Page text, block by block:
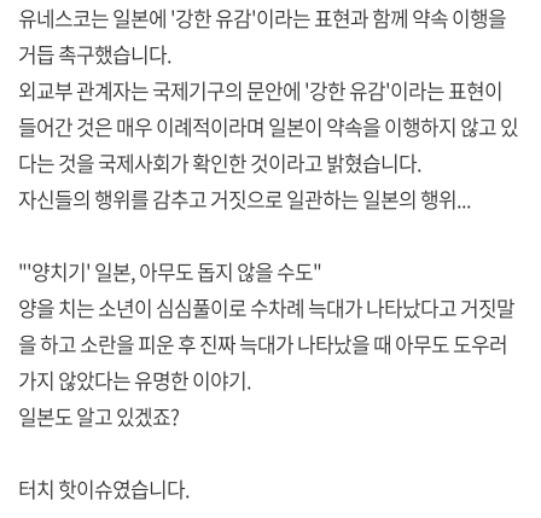
유네스코는 일본에 '강한 유감'이라는 표현과 함께 약속 이행을
거듭 촉구했습니다.
외교부 관계자는 국제기구의 문안에 '강한 유감'이라는 표현이
들어간 것은 매우 이례적이라며 일본이 약속을 이행하지 않고 있
다는 것을 국제사회가 확인한 것이라고 밝혔습니다.
자신들의 행위를 감추고 거짓으로 일관하는 일본의 행위...
"'양치기' 일본, 아무도 돕지 않을 수도"
양을 치는 소년이 심심풀이로 수차례 늑대가 나타났다고 거짓말
을 하고 소란을 피운 후 진짜 늑대가 나타났을 때 아무도 도우러
가지 않았다는 유명한 이야기.
일본도 알고 있겠죠?
터치 핫이슈였습니다.